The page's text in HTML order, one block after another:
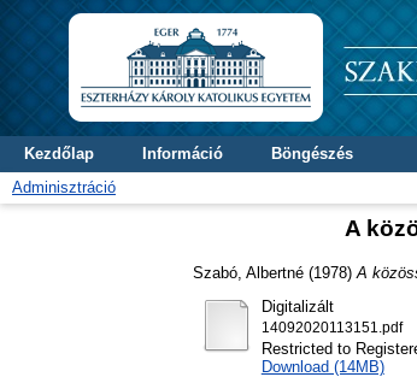
Kezdőlap Információ
Böngészés
Adminisztráció
A
Szabó, Albertné (1978) A
Digitalizált
14092020113151.pdf
Restricted to
Download (14MB)